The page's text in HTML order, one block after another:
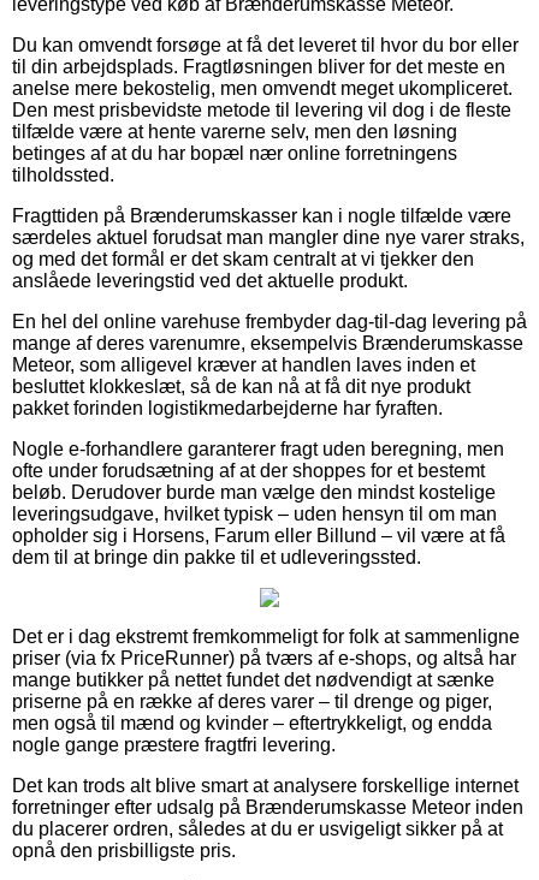
leveringstype ved køb af Brænderumskasse Meteor.
Du kan omvendt forsøge at få det leveret til hvor du bor eller
til din arbejdsplads. Fragtløsningen bliver for det meste en
anelse mere bekostelig, men omvendt meget ukompliceret.
Den mest prisbevidste metode til levering vil dog i de fleste
tilfælde være at hente varerne selv, men den løsning
betinges af at du har bopæl nær online forretningens
tilholdssted.
Fragttiden på Brænderumskasser kan i nogle tilfælde være
særdeles aktuel forudsat man mangler dine nye varer straks,
og med det formål er det skam centralt at vi tjekker den
anslåede leveringstid ved det aktuelle produkt.
En hel del online varehuse frembyder dag-til-dag levering på
mange af deres varenumre, eksempelvis Brænderumskasse
Meteor, som alligevel kræver at handlen laves inden et
besluttet klokkeslæt, så de kan nå at få dit nye produkt
pakket forinden logistikmedarbejderne har fyraften.
Nogle e-forhandlere garanterer fragt uden beregning, men
ofte under forudsætning af at der shoppes for et bestemt
beløb. Derudover burde man vælge den mindst kostelige
leveringsudgave, hvilket typisk – uden hensyn til om man
opholder sig i Horsens, Farum eller Billund – vil være at få
dem til at bringe din pakke til et udleveringssted.
Det er i dag ekstremt fremkommeligt for folk at sammenligne
priser (via fx PriceRunner) på tværs af e-shops, og altså har
mange butikker på nettet fundet det nødvendigt at sænke
priserne på en række af deres varer – til drenge og piger,
men også til mænd og kvinder – eftertrykkeligt, og endda
nogle gange præstere fragtfri levering.
Det kan trods alt blive smart at analysere forskellige internet
forretninger efter udsalg på Brænderumskasse Meteor inden
du placerer ordren, således at du er usvigeligt sikker på at
opnå den prisbilligste pris.